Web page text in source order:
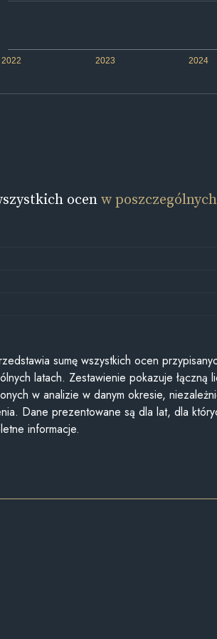
2022 2023 2024
ocenw
sumę wszystkich ocen
latach. Zestawienie pokazuje łączną
w analizie w danym okresie,
Dane prezentowane są dla lat, dla
informacje.